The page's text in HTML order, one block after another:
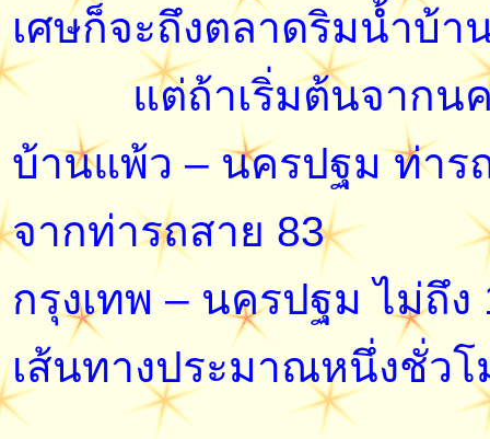
เศษก็จะถึงตลาดริมน้ำบ้า
แต่ถ้าเริ่มต้นจากนครป
บ้านแพ้ว – นครปฐม ท่าร
จากท่ารถสาย 83
กรุงเทพ – นครปฐม ไม่ถึง
เส้นทางประมาณหนึ่งชั่ว